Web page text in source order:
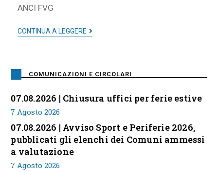
ANCI FVG
CONTINUA A LEGGERE
COMUNICAZIONI E CIRCOLARI
07.08.2026 | Chiusura uffici per ferie estive
7 Agosto 2026
07.08.2026 | Avviso Sport e Periferie 2026,
pubblicati gli elenchi dei Comuni ammessi
a valutazione
7 Agosto 2026